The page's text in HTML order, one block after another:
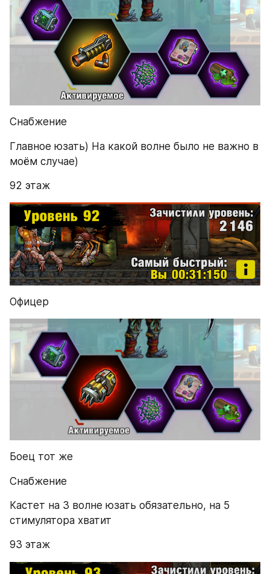
Снабжение
Главное юзать) На какой волне было не важно в
моём случае)
92 этаж
Офицер
Боец тот же
Снабжение
Кастет на 3 волне юзать обязательно, на 5
стимулятора хватит
93 этаж